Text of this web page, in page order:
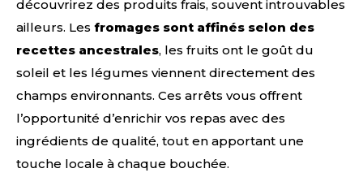
découvrirez des produits frais, souvent introuvables
ailleurs. Les fromages sont affinés selon des
recettes ancestrales, les fruits ont le goût du
soleil et les légumes viennent directement des
champs environnants. Ces arrêts vous offrent
l’opportunité d’enrichir vos repas avec des
ingrédients de qualité, tout en apportant une
touche locale à chaque bouchée.